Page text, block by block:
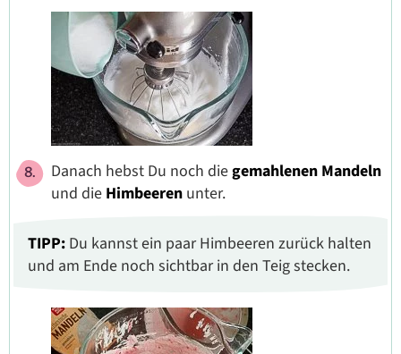
Danach hebst Du noch diegemahlenen Mandeln
und die Himbeeren unter.
TIPP: Du kannst ein paar Himbeeren zurück halten
und am Ende noch sichtbar in den Teig stecken.